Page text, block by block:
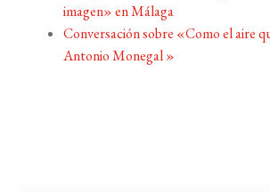
imagen» en Málaga
Conversación sobre «Como el aire
Antonio Monegal»